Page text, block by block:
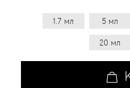
1.7 мл 5 мл
20 мл